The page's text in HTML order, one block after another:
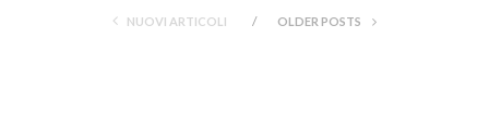
NUOVI ARTICOLI OLDER POSTS